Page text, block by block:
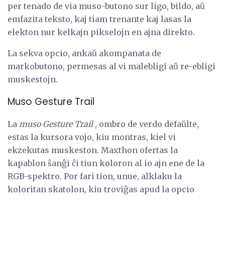
per tenado de via muso-butono sur ligo, bildo, aŭ
emfazita teksto, kaj tiam trenante kaj lasas la
elekton nur kelkajn pikselojn en ajna direkto.
La sekva opcio, ankaŭ akompanata de
markobutono, permesas al vi malebligi aŭ re-ebligi
muskestojn.
Muso Gesture Trail
La muso Gesture Trail, ombro de verdo defaŭlte,
estas la kursora vojo, kiu montras, kiel vi
ekzekutas muskeston. Maxthon ofertas la
kapablon ŝanĝi ĉi tiun koloron al io ajn ene de la
RGB-spektro. Por fari tion, unue, alklaku la
koloritan skatolon, kiu troviĝas apud la opcio